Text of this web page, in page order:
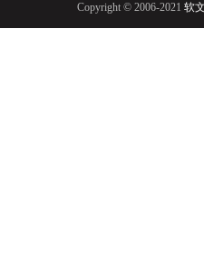
Copyright © 2006-2021 软